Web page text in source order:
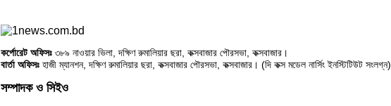
কর্পোরেট অফিসঃ৩৮৯ নাওয়ার ভিলা, দক্ষিণ রুমালিয়ার ছরা, কক্সবাজার পৌরসভা, কক্সবাজার।
বার্তা অফিসঃ হাজী ম্যানশন, দক্ষিণ রুমালিয়ার ছরা, কক্সবাজার পৌরসভা, কক্সবাজার। (দি কক্স মডেল নার্সিং ইনস্টিটিউট সংলগ্ন)
সম্পাদক ও সিইও